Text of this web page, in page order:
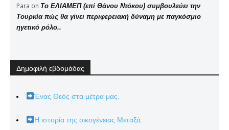
Para on Το ΕΛΙΑΜΕΠ (επί Θάνου Ντόκου) συμβουλεύει την
Τουρκία πώς θα γίνει περιφερειακή δύναμη με παγκόσμιο
ηγετικό ρόλο..
Δημοφιλή εβδομάδας
Ένας Θεός στα μέτρα μας.
Η ιστορία της οικογένειας Μεταξά.